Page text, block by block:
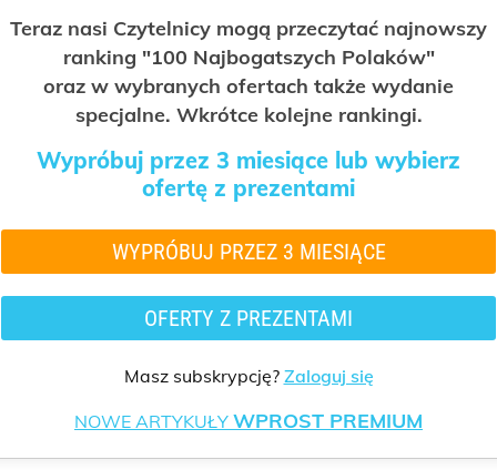
Teraz nasi Czytelnicy mogą przeczytać najnowszy
ranking "100 Najbogatszych Polaków"
oraz w wybranych ofertach także wydanie
specjalne. Wkrótce kolejne rankingi.
Wypróbuj przez 3 miesiące lub wybierz
ofertę z prezentami
WYPRÓBUJ PRZEZ 3 MIESIĄCE
OFERTY Z PREZENTAMI
Masz subskrypcję? Zaloguj się
NOWE ARTYKUŁY WPROST PREMIUM